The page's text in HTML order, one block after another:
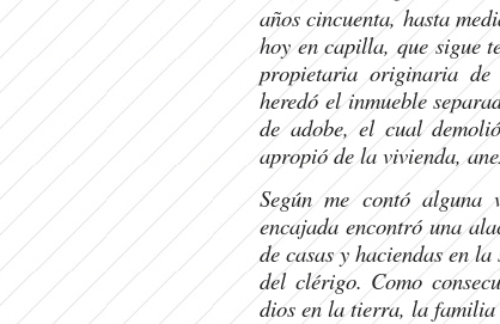
años cincuenta, hasta
hoy en capilla, que sigue
propietaria originaria
heredó el inmueble
de adobe, el cual
apropió de la vivienda,
Según me contó
encajada encontró una
de casas y haciendas en
del clérigo. Como
dios en la tierra, la